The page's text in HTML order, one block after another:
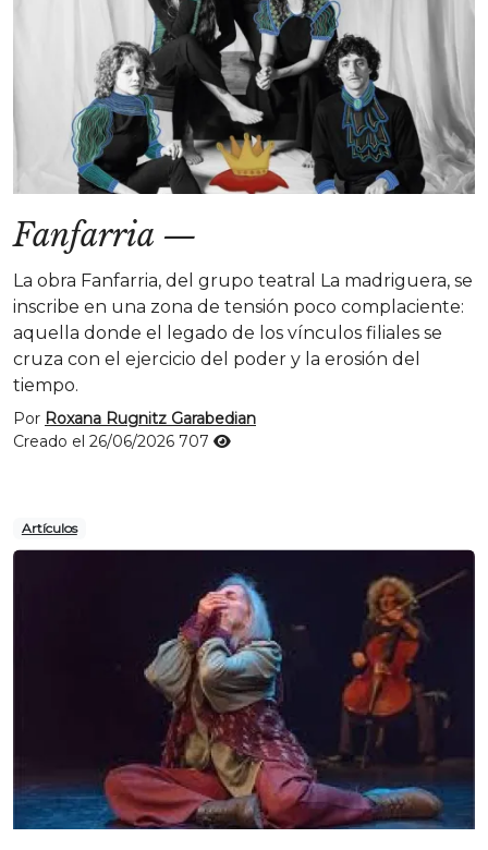
Fanfarria —
La obra Fanfarria, del grupo teatral La madriguera, se
inscribe en una zona de tensión poco complaciente:
aquella donde el legado de los vínculos filiales se
cruza con el ejercicio del poder y la erosión del
tiempo.
Por Roxana Rugnitz Garabedian
Creado el 26/06/2026 707
Artículos